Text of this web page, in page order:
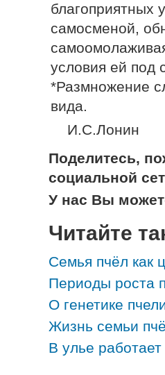
благоприятных
самосменой,
условия ей под
*Размножение
вида.
И.С.Лонин
Поделитесь,
социальной
У нас Вы
Читайте
Семья пчёл как
Периоды роста
О генетике
Жизнь семьи
В улье